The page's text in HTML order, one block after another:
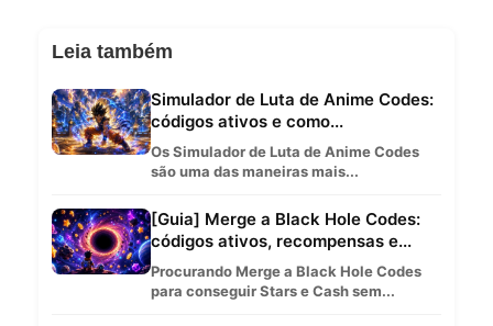
Leia também
Simulador de Luta de Anime Codes:
códigos ativos e como...
Os Simulador de Luta de Anime Codes
são uma das maneiras mais...
[Guia] Merge a Black Hole Codes:
códigos ativos, recompensas e...
Procurando Merge a Black Hole Codes
para conseguir Stars e Cash sem...